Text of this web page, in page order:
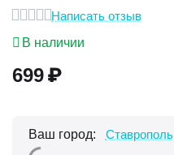
Написать отзыв
В наличии
699₽
Ваш город: Ставрополь